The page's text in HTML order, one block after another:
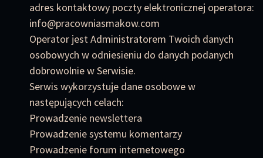
adres kontaktowy poczty elektronicznej operatora:
info@pracowniasmakow.com
Operator jest Administratorem Twoich danych
osobowych w odniesieniu do danych podanych
dobrowolnie w Serwisie.
Serwis wykorzystuje dane osobowe w
następujących celach:
Prowadzenie newslettera
Prowadzenie systemu komentarzy
Prowadzenie forum internetowego